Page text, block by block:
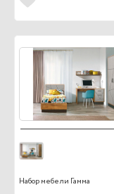
Набор мебели Гамма